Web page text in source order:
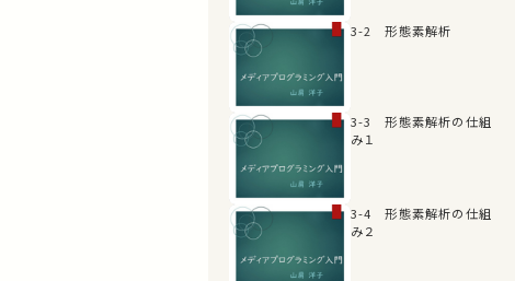
3-2 形態素解析
3-3 形態素解析の仕組
み１
3-4 形態素解析の仕組
み２